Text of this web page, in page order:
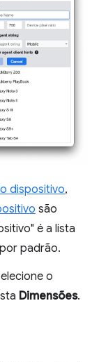
dispositivo,
são
é a lista
por padrão.
o
Dimensões.